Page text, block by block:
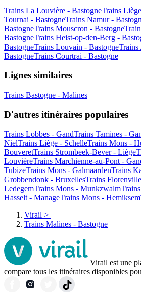
Trains La Louvière - BastogneTrains
Tournai - BastogneTrains Namur -
BastogneTrains Mouscron - Bastogne
BastogneTrains Heist-op-den-Berg -
BastogneTrains Louvain - BastogneTrains
BastogneTrains Courtrai - Bastogne
Lignes similaires
Trains Bastogne - Malines
D'autres itinéraires populaires
Trains Lobbes - GandTrains Tamines -
NielTrains Liège - SchelleTrains Mons -
BouveretTrains Strombeek-Bever - Liège
LouvièreTrains Marchienne-au-Pont -
TubizeTrains Mons - GalmaardenTrains
Grobbendonk - BruxellesTrains
LedegemTrains Mons - Munkzwalm
Hasselt - ManageTrains Mons - Hemiksem
Virail >
Trains Malines - Bastogne
Virail est une
compare tous les itinéraires disponibles